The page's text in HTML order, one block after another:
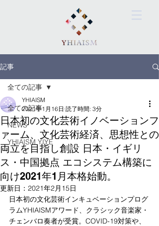
記事
全ての記事
NEWS
YHIAISM YIYE
全ての記事
日本初の文化芸術イノベーションフ
ァーム、文化芸術経済、思想性との
両立を目指し創設 日本・イギリ
ス・中国拠点 エコシステム構築に
向け2021年1月本格始動。
YHIAISM
2021年1月16日 読了時間: 3分
更新日： 2021年2月15日
日本初の文化芸術インキュベーションプログ
ラムYHIAISMアワード、クラシック音楽家・
チェンバロ奏者が受賞。COVID-19対策や、